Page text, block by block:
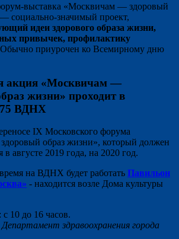
выставка «Москвичам — здоровый
социально-значимый проект,
идеи здорового образа жизни,
привычек, профилактику
Обычно приурочен ко Всемирному дню
акция «Москвичам —
жизни» проходит в
75 ВДНХ
IX Московского форума
образ жизни», который должен
в августе 2019 года, на 2020 год.
на ВДНХ будет работать Павильон
- находится возле Дома культуры
10 до 16 часов.
здравоохранения города